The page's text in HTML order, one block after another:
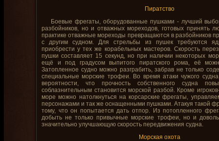
Пиратство
Боевые фрегаты, оборудованные пушками - лучший
разбойников, но и отважных мореходов, готовых принять
практике отважные мореходы превращаются в разбойников
с другим судном. Для стрельбы из пушек требуются
приобрести у тех же корабельных мастеров. Скорость
пушки составляет 15 секунд, но при наличии некоторых
ещё и под градусом выпитого пиратского рома, её
Затопленное судно можно разграбить, забрав не только
специальные морские трофеи. Во время атаки чужого
вероятности, что прочность собственного судна
соблазнительным становится морской разбой. Кроме
море можно натолкнуться на корсарские фрегаты,
персонажами и так же оснащенными пушками. Атакуя такой
тому, что он попытается дать отпор. Из потопленного
добыть не только привычные морские трофеи, но и
значительно улучшающую скорость передвижения судна.
Морская охота